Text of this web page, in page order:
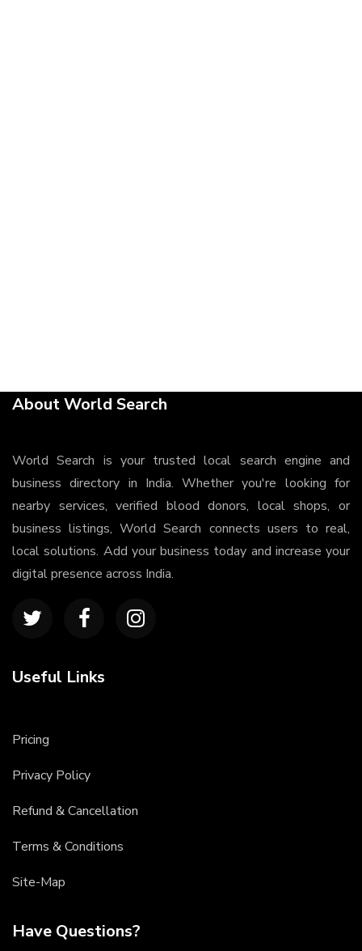
About World Search
World Search is your trusted local search engine and
business directory in India. Whether you're looking for
nearby services, verified blood donors, local shops, or
business listings, World Search connects users to real,
local solutions. Add your business today and increase your
digital presence across India.
Useful Links
Pricing
Privacy Policy
Refund & Cancellation
Terms & Conditions
Site-Map
Have Questions?